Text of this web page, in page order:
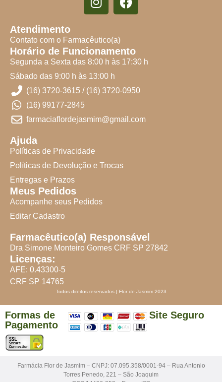
Atendimento
Contato com o Farmacêutico(a)
Horário de Funcionamento
Segunda a Sexta das 8:00 h às 17:30 h
Sábado das 9:00 h às 13:00 h
(16) 3720-3615 / (16) 3720-0950
(16) 99177-2845
farmaciaflordejasmim@gmail.com
Ajuda
Políticas de Privacidade
Políticas de Devolução e Trocas
Entregas e Prazos
Meus Pedidos
Acompanhe seus Pedidos
Editar Cadastro
Farmacêutico(a) Responsável
Dra Simone Monteiro Gomes CRF SP 27842
Licenças:
AFE: 0.43300-5
CRF SP 14765
Todos direitos reservados | Flor de Jasmim 2023
Formas de
Pagamento
Site Seguro
Farmácia Flor de Jasmim – CNPJ: 07.095.358/0001-94 – Rua Antonio
Torres Penedo, 221 – São Joaquim